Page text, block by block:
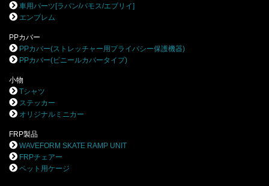
車用パーツ[ラパン/バモス/エブリイ]
エンブレム
PPカバー
PPカバー(ストレッチャー用プライバシー保護機器)
PPカバー(ビニールカバータイプ)
小物
Tシャツ
ステッカー
オリジナルミニカー
FRP製品
WAVEFORM SKATE RAMP UNIT
FRPチェアー
ペット用ケージ